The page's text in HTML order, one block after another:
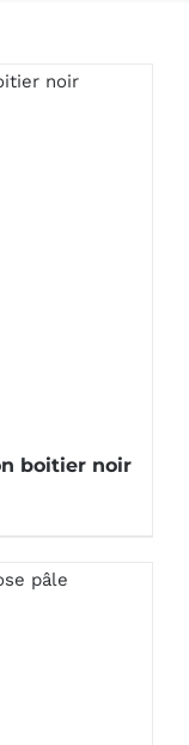
boitier noir